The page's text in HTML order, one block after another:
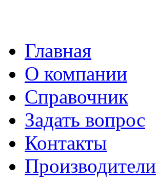
Главная
О компании
Справочник
Задать вопрос
Контакты
Производители